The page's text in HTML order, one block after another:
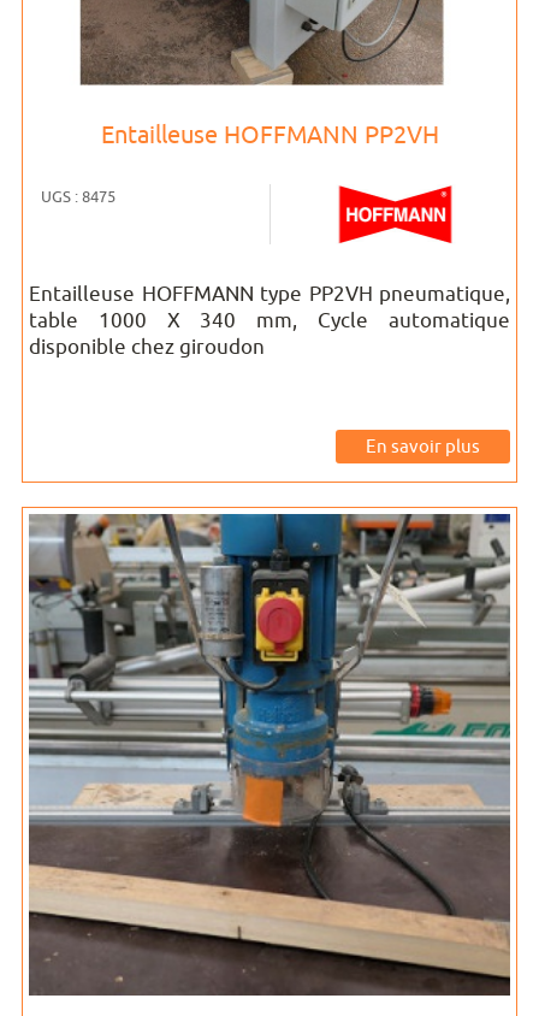
Entailleuse HOFFMANN PP2VH
UGS : 8475
Entailleuse HOFFMANN type PP2VH pneumatique,
table 1000 X 340 mm, Cycle automatique
disponible chez giroudon
En savoir plus